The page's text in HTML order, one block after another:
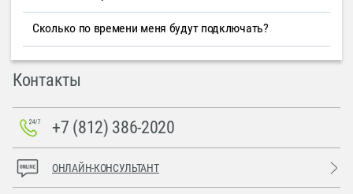
Сколько по времени меня будут подключать?
Контакты
+7 (812) 386-2020
ОНЛАЙН-КОНСУЛЬТАНТ